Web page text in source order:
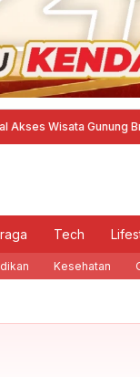
Gunung Bromo·Aktifitas
Tech
Kesehatan